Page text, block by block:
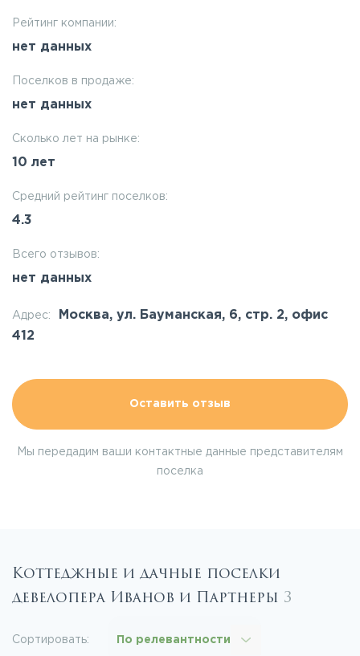
Рейтинг компании:
нет данных
Поселков в продаже:
нет данных
Сколько лет на рынке:
10 лет
Средний рейтинг поселков:
4.3
Всего отзывов:
нет данных
Адрес:
Москва, ул. Бауманская, 6, стр. 2, офис
412
Оставить отзыв
Мы передадим ваши контактные данные представителям
поселка
Коттеджные и дачные поселки
девелопера Иванов и Партнеры 3
Сортировать: По релевантности